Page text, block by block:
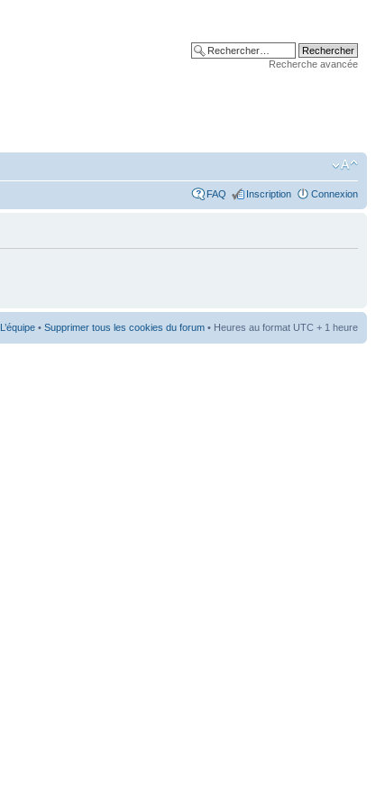
Recherche avancée
FAQ Inscription Connexion
L’équipe • Supprimer tous les cookies du forum • Heures au format UTC + 1 heure